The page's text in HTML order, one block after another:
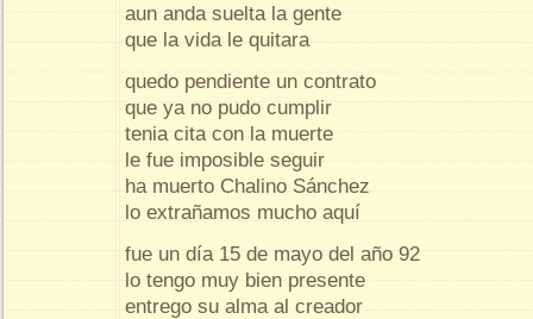
aun anda suelta la gente
que la vida le quitara
quedo pendiente un contrato
que ya no pudo cumplir
tenia cita con la muerte
le fue imposible seguir
ha muerto Chalino Sánchez
lo extrañamos mucho aquí
fue un día 15 de mayo del año 92
lo tengo muy bien presente
entrego su alma al creador